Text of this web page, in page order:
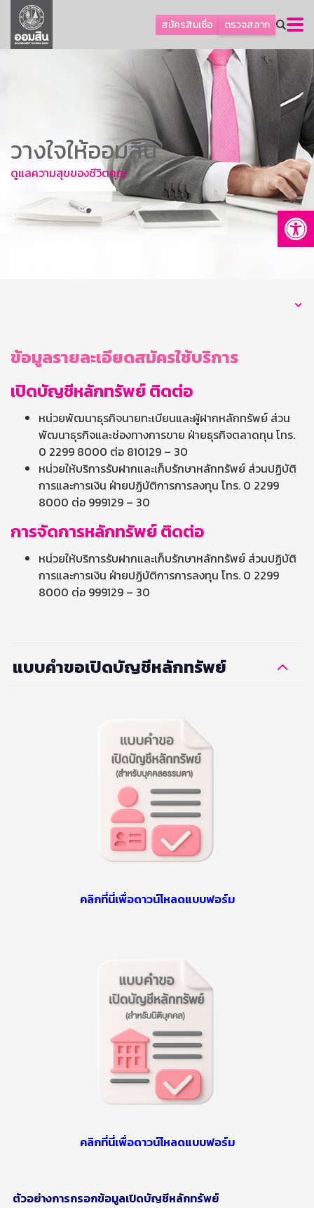
สมัครสินเชื่อ ตรวจสลาก
ลูกค้าธุรกิจ
ลูกค้าผู้ประกอบรายย่อย
การพัฒนาที่ยั่งยืน
ข่าวสาร
บริการทางการเงิน
อื่นๆ
วางใจให้ออมสิน
ดูแลความสุขของชีวิตคุณ
ข้อมูลรายละเอียดสมัครใช้บริการ
เปิดบัญชีหลักทรัพย์ ติดต่อ
หน่วยพัฒนาธุรกิจนายทะเบียนและผู้ฝากหลักทรัพย์ ส่วน
พัฒนาธุรกิจและช่องทางการขาย ฝ่ายธุรกิจตลาดทุน โทร.
0 2299 8000 ต่อ 810129 – 30
หน่วยให้บริการรับฝากและเก็บรักษาหลักทรัพย์ ส่วนปฏิบัติ
การและการเงิน ฝ่ายปฏิบัติการการลงทุน โทร. 0 2299
8000 ต่อ 999129 – 30
การจัดการหลักทรัพย์ติดต่อ
หน่วยให้บริการรับฝากและเก็บรักษาหลักทรัพย์ ส่วนปฏิบัติ
การและการเงิน ฝ่ายปฏิบัติการการลงทุน โทร. 0 2299
8000 ต่อ 999129 – 30
แบบคำขอเปิดบัญชีหลักทรัพย์
คลิกที่นี่เพื่อดาวน์โหลดแบบฟอร์ม
คลิกที่นี่เพื่อดาวน์โหลดแบบฟอร์ม
ตัวอย่างการกรอกข้อมูลเปิดบัญชีหลักทรัพย์